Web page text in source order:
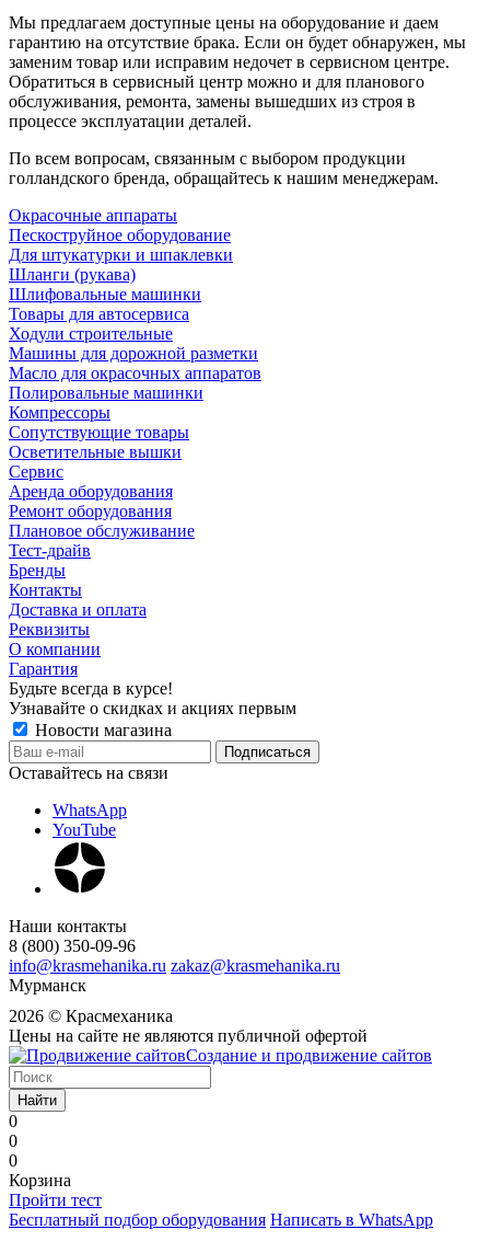
Мы предлагаем доступные цены на оборудование и даем
гарантию на отсутствие брака. Если он будет обнаружен, мы
заменим товар или исправим недочет в сервисном центре.
Обратиться в сервисный центр можно и для планового
обслуживания, ремонта, замены вышедших из строя в
процессе эксплуатации деталей.
По всем вопросам, связанным с выбором продукции
голландского бренда, обращайтесь к нашим менеджерам.
Окрасочные аппараты
Пескоструйное оборудование
Для штукатурки и шпаклевки
Шланги (рукава)
Шлифовальные машинки
Товары для автосервиса
Ходули строительные
Машины для дорожной разметки
Масло для окрасочных аппаратов
Полировальные машинки
Компрессоры
Сопутствующие товары
Осветительные вышки
Сервис
Аренда оборудования
Ремонт оборудования
Плановое обслуживание
Тест-драйв
Бренды
Контакты
Доставка и оплата
Реквизиты
О компании
Гарантия
Будьте всегда в курсе!
Узнавайте о скидках и акциях первым
Новости магазина
Оставайтесь на связи
WhatsApp
YouTube
Наши контакты
8 (800) 350-09-96
info@krasmehanika.ru zakaz@krasmehanika.ru
Мурманск
2026 © Красмеханика
Цены на сайте не являются публичной офертой
Создание и продвижение сайтов
Найти
0
0
0
Корзина
Пройти тест
Бесплатный подбор оборудования Написать в WhatsApp